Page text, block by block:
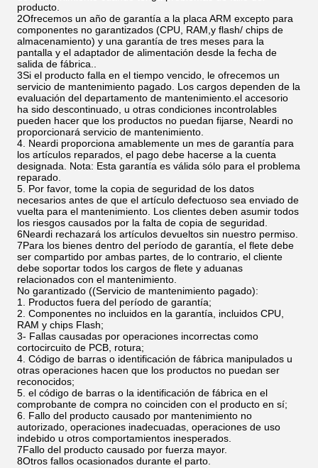
producto.
2Ofrecemos un año de garantía a la placa ARM excepto para
componentes no garantizados (CPU, RAM,y flash/ chips de
almacenamiento) y una garantía de tres meses para la
pantalla y el adaptador de alimentación desde la fecha de
salida de fábrica..
3Si el producto falla en el tiempo vencido, le ofrecemos un
servicio de mantenimiento pagado. Los cargos dependen de la
evaluación del departamento de mantenimiento.el accesorio
ha sido descontinuado, u otras condiciones incontrolables
pueden hacer que los productos no puedan fijarse, Neardi no
proporcionará servicio de mantenimiento.
4. Neardi proporciona amablemente un mes de garantía para
los artículos reparados, el pago debe hacerse a la cuenta
designada. Nota: Esta garantía es válida sólo para el problema
reparado.
5. Por favor, tome la copia de seguridad de los datos
necesarios antes de que el artículo defectuoso sea enviado de
vuelta para el mantenimiento. Los clientes deben asumir todos
los riesgos causados por la falta de copia de seguridad.
6Neardi rechazará los artículos devueltos sin nuestro permiso.
7Para los bienes dentro del período de garantía, el flete debe
ser compartido por ambas partes, de lo contrario, el cliente
debe soportar todos los cargos de flete y aduanas
relacionados con el mantenimiento.
No garantizado ((Servicio de mantenimiento pagado):
1. Productos fuera del período de garantía;
2. Componentes no incluidos en la garantía, incluidos CPU,
RAM y chips Flash;
3- Fallas causadas por operaciones incorrectas como
cortocircuito de PCB, rotura;
4. Código de barras o identificación de fábrica manipulados u
otras operaciones hacen que los productos no puedan ser
reconocidos;
5. el código de barras o la identificación de fábrica en el
comprobante de compra no coinciden con el producto en sí;
6. Fallo del producto causado por mantenimiento no
autorizado, operaciones inadecuadas, operaciones de uso
indebido u otros comportamientos inesperados.
7Fallo del producto causado por fuerza mayor.
8Otros fallos ocasionados durante el parto.